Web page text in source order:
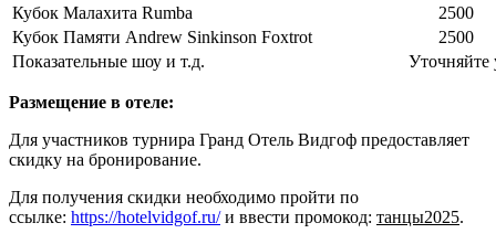
Кубок Малахита Rumba
2500
Кубок Памяти Andrew Sinkinson Foxtrot
2500
Показательные шоу и т.д.
Уточняйте
Размещение в отеле:
Для участников турнира Гранд Отель Видгоф предоставляет
скидку на бронирование.
Для получения скидки необходимо пройти по
ссылке: https://hotelvidgof.ru/и ввести промокод: танцы2025.